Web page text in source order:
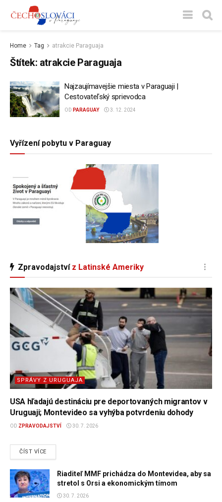
Home Tag atrakcie Paraguaja
Štítek: atrakcie Paraguaja
Najzaujímavejšie miesta v Paraguaji |
Cestovateľský sprievodca
OD PARAGUAY 3. 12. 2024
Vyřízení pobytu v Paraguay
Zpravodajství z Latinské Ameriky
SPRÁVY Z URUGUAJA
USA hľadajú destináciu pre deportovaných migrantov v
Uruguaji; Montevideo sa vyhýba potvrdeniu dohody
OD ZPRAVODAJSTVÍ 30. 7. 2026
ČÍST VÍCEDETAILS
Riaditeľ MMF prichádza do Montevidea, aby sa
stretol s Orsi a ekonomickým tímom
30. 7. 2026